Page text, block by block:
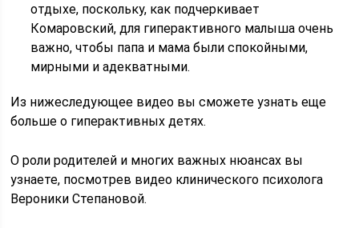
отдыхе, поскольку, как подчеркивает
Комаровский, для гиперактивного малыша очень
важно, чтобы папа и мама были спокойными,
мирными и адекватными.
Из нижеследующее видео вы сможете узнать еще
больше о гиперактивных детях.
О роли родителей и многих важных нюансах вы
узнаете, посмотрев видео клинического психолога
Вероники Степановой.